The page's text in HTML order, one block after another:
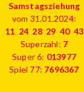
Samstagsziehung
vom 31.01.2024:
11 24 28 29 40 43
Superzahl: 7
Super 6: 013977
Spiel 77: 7696367